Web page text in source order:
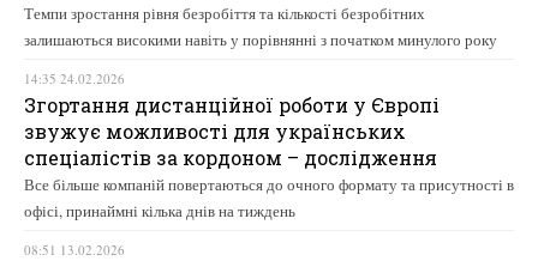
Темпи зростання рівня безробіття та кількості безробітних
залишаються високими навіть у порівнянні з початком минулого року
14:35 24.02.2026
Згортання дистанційної роботи у Європі
звужує можливості для українських
спеціалістів за кордоном – дослідження
Все більше компаній повертаються до очного формату та присутності в
офісі, принаймні кілька днів на тиждень
08:51 13.02.2026